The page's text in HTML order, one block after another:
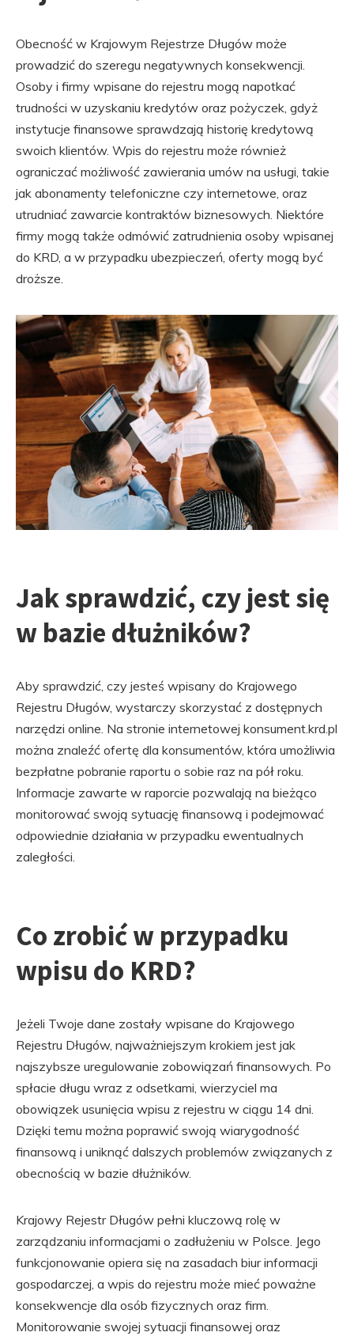
Obecność w Krajowym Rejestrze Długów może
prowadzić do szeregu negatywnych konsekwencji.
Osoby i firmy wpisane do rejestru mogą napotkać
trudności w uzyskaniu kredytów oraz pożyczek, gdyż
instytucje finansowe sprawdzają historię kredytową
swoich klientów. Wpis do rejestru może również
ograniczać możliwość zawierania umów na usługi, takie
jak abonamenty telefoniczne czy internetowe, oraz
utrudniać zawarcie kontraktów biznesowych. Niektóre
firmy mogą także odmówić zatrudnienia osoby wpisanej
do KRD, a w przypadku ubezpieczeń, oferty mogą być
droższe.
Jak sprawdzić, czy jest się
w bazie dłużników?
Aby sprawdzić, czy jesteś wpisany do Krajowego
Rejestru Długów, wystarczy skorzystać z dostępnych
narzędzi online. Na stronie internetowej konsument.krd.pl
można znaleźć ofertę dla konsumentów, która umożliwia
bezpłatne pobranie raportu o sobie raz na pół roku.
Informacje zawarte w raporcie pozwalają na bieżąco
monitorować swoją sytuację finansową i podejmować
odpowiednie działania w przypadku ewentualnych
zaległości.
Co zrobić w przypadku
wpisu do KRD?
Jeżeli Twoje dane zostały wpisane do Krajowego
Rejestru Długów, najważniejszym krokiem jest jak
najszybsze uregulowanie zobowiązań finansowych. Po
spłacie długu wraz z odsetkami, wierzyciel ma
obowiązek usunięcia wpisu z rejestru w ciągu 14 dni.
Dzięki temu można poprawić swoją wiarygodność
finansową i uniknąć dalszych problemów związanych z
obecnością w bazie dłużników.
Krajowy Rejestr Długów pełni kluczową rolę w
zarządzaniu informacjami o zadłużeniu w Polsce. Jego
funkcjonowanie opiera się na zasadach biur informacji
gospodarczej, a wpis do rejestru może mieć poważne
konsekwencje dla osób fizycznych oraz firm.
Monitorowanie swojej sytuacji finansowej oraz